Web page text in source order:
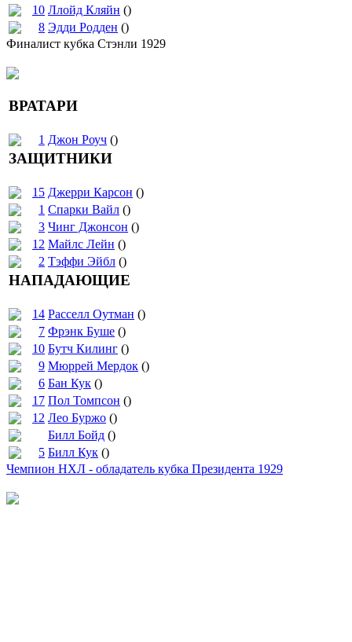
10 Ллойд Кляйн ()
8 Эдди Родден ()
Финалист кубка Стэнли 1929
ВРАТАРИ
1 Джон Роуч ()
ЗАЩИТНИКИ
15 Джерри Карсон ()
1 Спарки Вайл ()
3 Чинг Джонсон ()
12 Майлс Лейн ()
2 Тэффи Эйбл ()
НАПАДАЮЩИЕ
14 Расселл Оутман ()
7 Фрэнк Буше ()
10 Бутч Килинг ()
9 Мюррей Мердок ()
6 Бан Кук ()
17 Пол Томпсон ()
12 Лео Буржо ()
Билл Бойд ()
5 Билл Кук ()
Чемпион НХЛ - обладатель кубка Президента 1929